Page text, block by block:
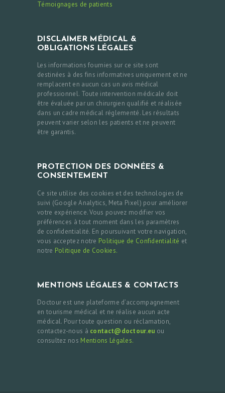
Témoignages de patients
DISCLAIMER MÉDICAL &
OBLIGATIONS LÉGALES
Les informations fournies sur ce site sont
destinées à des fins informatives uniquement et ne
remplacent en aucun cas un avis médical
professionnel. Toute intervention médicale doit
être évaluée par un chirurgien qualifié et réalisée
dans un cadre médical réglementé. Les résultats
peuvent varier selon les patients et ne peuvent
être garantis.
PROTECTION DES DONNÉES &
CONSENTEMENT
Ce site utilise des cookies et des technologies de
suivi (Google Analytics, Meta Pixel) pour améliorer
votre expérience. Vous pouvez modifier vos
préférences à tout moment dans les paramètres
de confidentialité. En poursuivant votre navigation,
vous acceptez notre Politique de Confidentialité et
notre Politique de Cookies.
MENTIONS LÉGALES & CONTACTS
Doctour est une plateforme d’accompagnement
en tourisme médical et ne réalise aucun acte
médical. Pour toute question ou réclamation,
contactez-nous à contact@doctour.eu ou
consultez nos Mentions Légales.